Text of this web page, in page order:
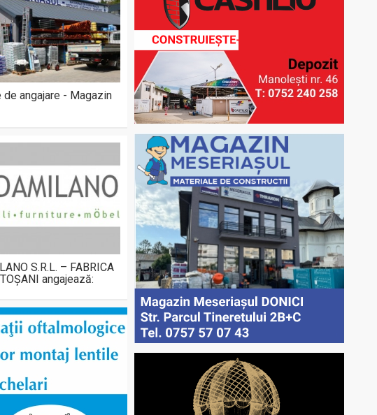
de angajare - Magazin
S.R.L. – FABRICA
angajează: